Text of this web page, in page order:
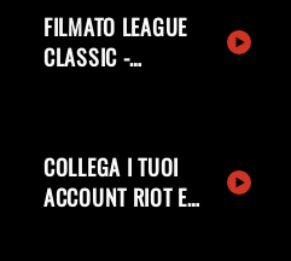
FILMATO LEAGUE
CLASSIC -
COLLEGA I TUOI
ACCOUNT RIOT E